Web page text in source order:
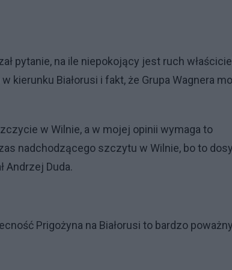
pytanie, na ile niepokojący jest ruch
kierunku Białorusi i fakt, że Grupa Wagnera
w Wilnie, a w mojej opinii wymaga to
nadchodzącego szczytu w Wilnie, bo to
Andrzej Duda.
Prigożyna na Białorusi to bardzo